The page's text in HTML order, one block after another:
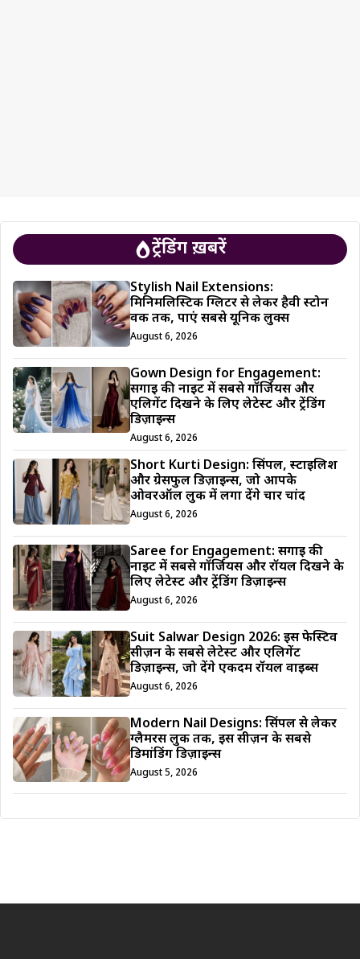
ट्रेंडिंग ख़बरें
Stylish Nail Extensions:
मिनिमलिस्टिक ग्लिटर से लेकर हैवी स्टोन
वर्क तक, पाएं सबसे यूनिक लुक्स
August 6, 2026
Gown Design for Engagement:
सगाई की नाइट में सबसे गॉर्जियस और
एलिगेंट दिखने के लिए लेटेस्ट और ट्रेंडिंग
डिज़ाइन्स
August 6, 2026
Short Kurti Design: सिंपल, स्टाइलिश
और ग्रेसफुल डिज़ाइन्स, जो आपके
ओवरऑल लुक में लगा देंगे चार चांद
August 6, 2026
Saree for Engagement: सगाई की
नाइट में सबसे गॉर्जियस और रॉयल दिखने के
लिए लेटेस्ट और ट्रेंडिंग डिज़ाइन्स
August 6, 2026
Suit Salwar Design 2026: इस फेस्टिव
सीज़न के सबसे लेटेस्ट और एलिगेंट
डिज़ाइन्स, जो देंगे एकदम रॉयल वाइब्स
August 6, 2026
Modern Nail Designs: सिंपल से लेकर
ग्लैमरस लुक तक, इस सीज़न के सबसे
डिमांडिंग डिज़ाइन्स
August 5, 2026